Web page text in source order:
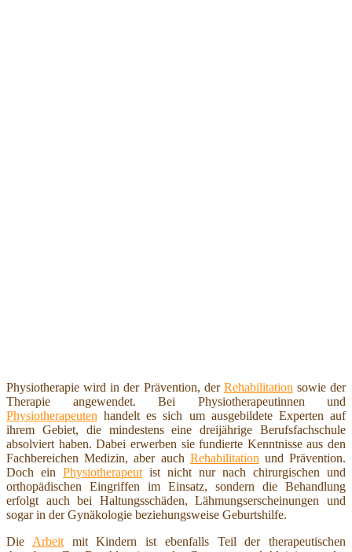
Physiotherapie wird in der Prävention, der Rehabilitation sowie der
Therapie angewendet. Bei Physiotherapeutinnen und
Physiotherapeuten handelt es sich um ausgebildete Experten auf
ihrem Gebiet, die mindestens eine dreijährige Berufsfachschule
absolviert haben. Dabei erwerben sie fundierte Kenntnisse aus den
Fachbereichen Medizin, aber auch Rehabilitation und Prävention.
Doch ein Physiotherapeut ist nicht nur nach chirurgischen und
orthopädischen Eingriffen im Einsatz, sondern die Behandlung
erfolgt auch bei Haltungsschäden, Lähmungserscheinungen und
sogar in der Gynäkologie beziehungsweise Geburtshilfe.
Die Arbeitmit Kindern ist ebenfalls Teil der therapeutischen